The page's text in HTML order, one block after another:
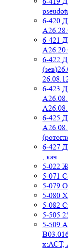
6-420
6-421
6-422
6-423
6-425
6-427
, кач
5-022
5-071
5-079
5-080
5-082
5-505
5-509
х:АСТ,